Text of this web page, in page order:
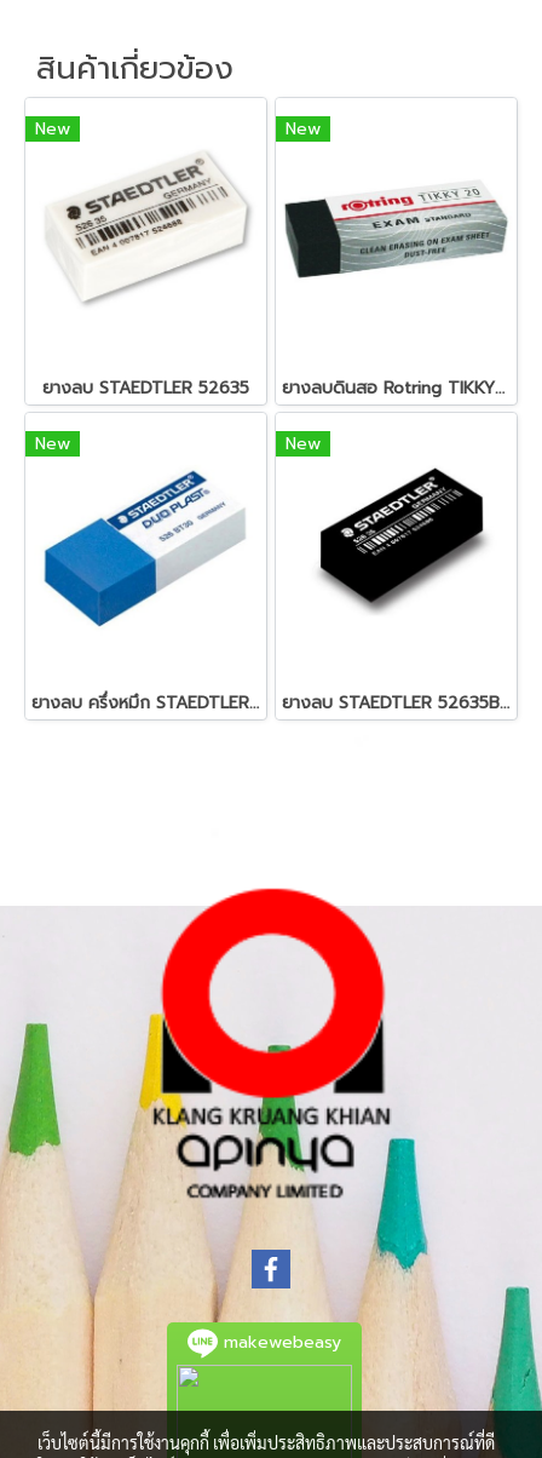
สินค้าเกี่ยวข้อง
New
ยางลบ STAEDTLER 52635
New
ยางลบดินสอ Rotring TIKKY20EXAM
New
ยางลบ ครึ่งหมึก STAEDTLER 526 BT30
New
ยางลบ STAEDTLER 52635B สีดำ
makewebeasy
เว็บไซต์นี้มีการใช้งานคุกกี้ เพื่อเพิ่มประสิทธิภาพและประสบการณ์ที่ดี